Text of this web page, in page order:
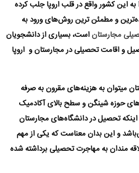
این کشور واقع در قلب اروپا جلب کرده
و‌ مطمئن ترین روش‌های ورود به
مجارستاناست، بسیاری از دانشجویان
و اقامت تحصیلی در مجارستان و اروپا
میتوان به هزینه‌های مقرون به صرفه
حوزه شینگن وسطح بالای آکادمیک
تحصیل در دانشگاه‌های مجارستان
و این بدان معناست که یکی از مهم
مندان به مهاجرت تحصیلی برداشته شده